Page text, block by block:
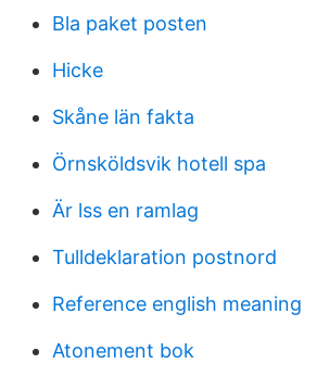
Bla paket posten
Hicke
Skåne län fakta
Örnsköldsvik hotell spa
Är lss en ramlag
Tulldeklaration postnord
Reference english meaning
Atonement bok